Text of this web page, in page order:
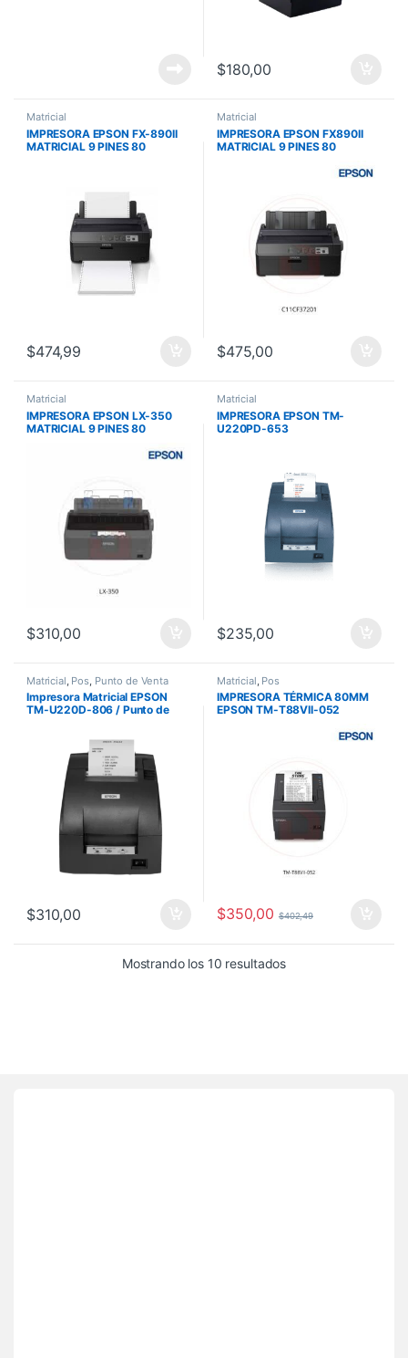
$180,00
Matricial
IMPRESORA EPSON FX-890II
MATRICIAL 9 PINES 80
$474,99
Matricial
IMPRESORA EPSON FX890II
MATRICIAL 9 PINES 80
$475,00
Matricial
IMPRESORA EPSON LX-350
MATRICIAL 9 PINES 80
$310,00
Matricial
IMPRESORA EPSON TM-
U220PD-653
$235,00
Matricial Pos Punto de Venta
Impresora Matricial EPSON
TM-U220D-806 / Punto de
$310,00
Matricial Pos
IMPRESORA TÉRMICA 80MM
EPSON TM-T88VII-052
$350,00 $402,49
Mostrando los 10 resultados